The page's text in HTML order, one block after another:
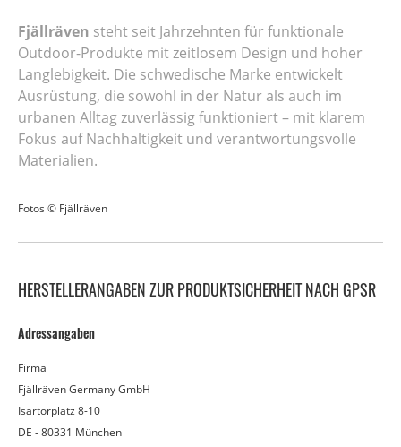
Fjällräven steht seit Jahrzehnten für funktionale
Outdoor-Produkte mit zeitlosem Design und hoher
Langlebigkeit. Die schwedische Marke entwickelt
Ausrüstung, die sowohl in der Natur als auch im
urbanen Alltag zuverlässig funktioniert – mit klarem
Fokus auf Nachhaltigkeit und verantwortungsvolle
Materialien.
Fotos © Fjällräven
HERSTELLERANGABEN ZUR PRODUKTSICHERHEIT NACH GPSR
Adressangaben
Firma
Fjällräven Germany GmbH
Isartorplatz 8-10
DE - 80331 München